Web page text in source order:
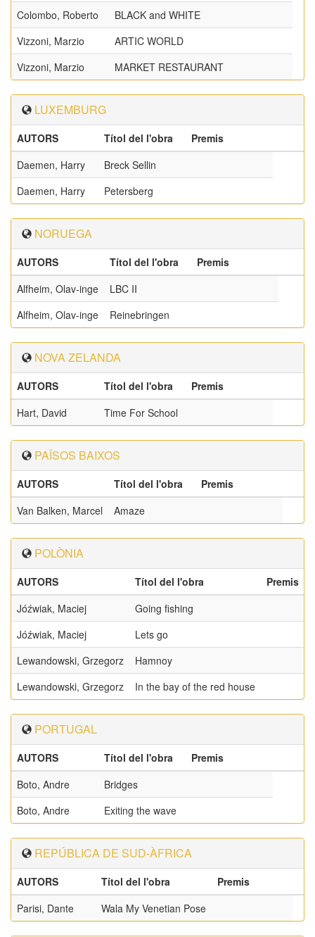
Colombo, Roberto
BLACK and WHITE
Vizzoni, Marzio
ARTIC WORLD
Vizzoni, Marzio
MARKET RESTAURANT
LUXEMBURG
AUTORS Títol del l'obra
Premis
Daemen, Harry
Breck Sellin
Daemen, Harry
Petersberg
NORUEGA
AUTORS Títol del l'obra
Premis
Alfheim, Olav-inge
LBC II
Alfheim, Olav-inge
Reinebringen
NOVA ZELANDA
AUTORS Títol del l'obra
Premis
Hart, David
Time For School
PAÏSOS BAIXOS
AUTORS Títol del l'obra
Premis
Van Balken, Marcel
Amaze
POLÒNIA
AUTORS Títol del l'obra
Premis
Jóźwiak, Maciej
Going fishing
Jóźwiak, Maciej
Lets go
Lewandowski, Grzegorz
Hamnoy
Lewandowski, Grzegorz
In the bay of the red house
PORTUGAL
AUTORS Títol del l'obra
Premis
Boto, Andre
Bridges
Boto, Andre
Exiting the wave
REPÚBLICA DE SUD-ÀFRICA
AUTORS Títol del l'obra
Premis
Parisi, Dante
Wala My Venetian Pose